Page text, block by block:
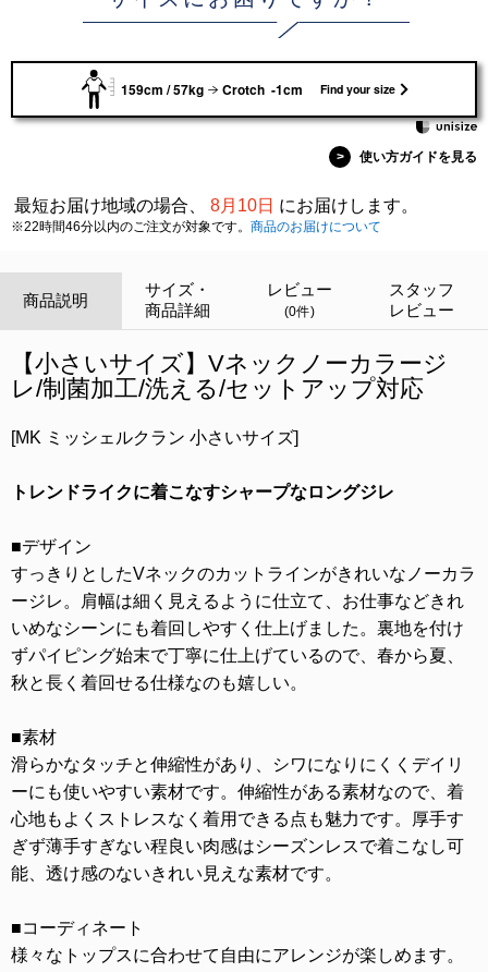
159cm / 57kg Crotch -1cm Find your size
> 使い方ガイドを見る
最短お届け地域の場合、 8月10日 にお届けします。
※22時間46分以内のご注文が対象です。 商品のお届けについて
商品説明
サイズ・
商品詳細
レビュー
(0件)
スタッフ
レビュー
【小さいサイズ】Vネックノーカラージ
レ/制菌加工/洗える/セットアップ対応
[MK ミッシェルクラン 小さいサイズ]
トレンドライクに着こなすシャープなロングジレ
■デザイン
すっきりとしたVネックのカットラインがきれいなノーカラ
ージレ。肩幅は細く見えるように仕立て、お仕事などきれ
いめなシーンにも着回しやすく仕上げました。裏地を付け
ずパイピング始末で丁寧に仕上げているので、春から夏、
秋と長く着回せる仕様なのも嬉しい。
■素材
滑らかなタッチと伸縮性があり、シワになりにくくデイリ
ーにも使いやすい素材です。伸縮性がある素材なので、着
心地もよくストレスなく着用できる点も魅力です。厚手す
ぎず薄手すぎない程良い肉感はシーズンレスで着こなし可
能、透け感のないきれい見えな素材です。
■コーディネート
様々なトップスに合わせて自由にアレンジが楽しめます。